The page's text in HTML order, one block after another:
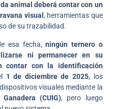
animal deberá contar con un
visual , herramientas que
de su trazabilidad.
esa fecha,ningún ternero o
ni permanecer en su
contar con la identificación
1 de diciembre de 2025, los
visuales mediante la
(CUIG), pero luego